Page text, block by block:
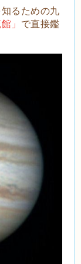
るための九
」 で直接鑑